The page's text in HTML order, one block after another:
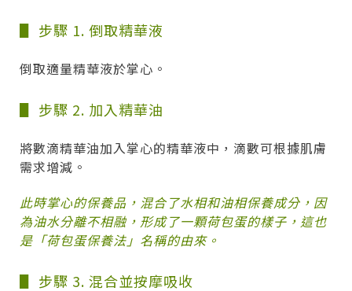
▋ 步驟 1. 倒取精華液
倒取適量精華液於掌心。
▋ 步驟 2. 加入精華油
將數滴精華油加入掌心的精華液中，滴數可根據肌膚
需求增減。
此時掌心的保養品，混合了水相和油相保養成分，因
為油水分離不相融，形成了一顆荷包蛋的樣子，這也
是「荷包蛋保養法」名稱的由來。
▋ 步驟 3. 混合並按摩吸收